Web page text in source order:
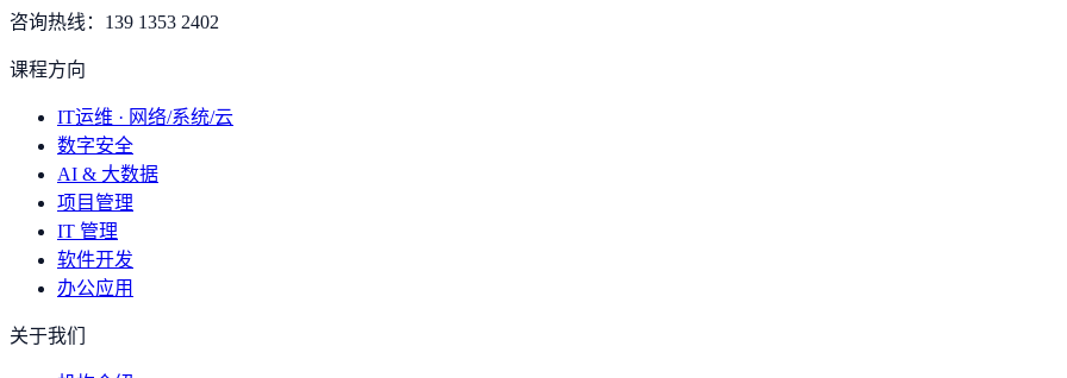
咨询热线： 139 1353 2402
课程方向
IT运维 · 网络/系统/云
数字安全
AI & 大数据
项目管理
IT 管理
软件开发
办公应用
关于我们